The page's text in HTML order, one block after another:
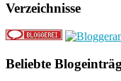
Verzeichnisse
Beliebte